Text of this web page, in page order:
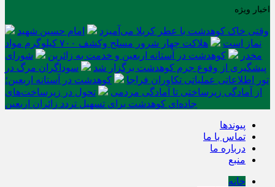
اخبار ویژه
وقتی خاک کوهدشت با عطر کربلا می‌آمیزد
امام حسین شهید
نماز است
هلاکت چهار شرور مسلح وکشف ۷۰۰ کیلوگرم مواد
مخدر
کوهدشت در آستانه اربعین و خدمت‌ به زائرین
شورای
پیشگیری از وقوع جرم کوهدشت برگزار شد
سوداگران مرگ در
تور اطلاعاتی عملیاتی تکاوران فراجا
کوهدشت در آستانه اربعین؛
از آمادگی زیرساختی تا آمادگی مردمی
تحول در زیرساخت‌های
جاده‌ای کوهدشت برای تسهیل تردد زائران اربعین
پیوندها
تماس با ما
درباره ما
منبع
خانه